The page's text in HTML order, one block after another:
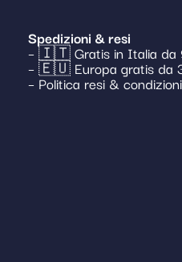
Spedizioni & resi
– 🇮🇹 Gratis in Italia da
– 🇪🇺 Europa gratis da
– Politica resi &